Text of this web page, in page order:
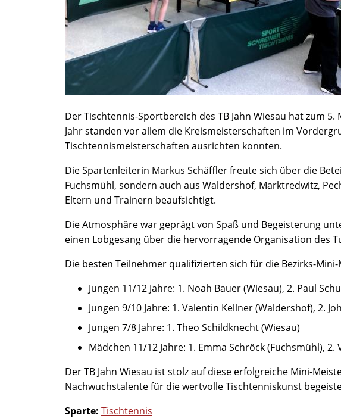
Der Tischtennis-Sportbereich des TB Jahn Wiesau hat zum
Jahr standen vor allem die Kreismeisterschaften im
Tischtennismeisterschaften ausrichten konnten.
Die Spartenleiterin Markus Schäffler freute sich über die
Fuchsmühl, sondern auch aus Waldershof, Marktredwitz,
Eltern und Trainern beaufsichtigt.
Die Atmosphäre war geprägt von Spaß und Begeisterung
einen Lobgesang über die hervorragende Organisation des
Die besten Teilnehmer qualifizierten sich für die Bezirks-
Jungen 11/12 Jahre: 1. Noah Bauer (Wiesau), 2. Paul
Jungen 9/10 Jahre: 1. Valentin Kellner (Waldershof), 2.
Jungen 7/8 Jahre: 1. Theo Schildknecht (Wiesau)
Mädchen 11/12 Jahre: 1. Emma Schröck (Fuchsmühl),
Der TB Jahn Wiesau ist stolz auf diese erfolgreiche Mini-
Nachwuchstalente für die wertvolle Tischtenniskunst
Sparte: Tischtennis